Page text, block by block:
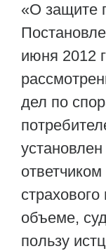
«О защите
июня 2012
дел по
объеме,
пользу